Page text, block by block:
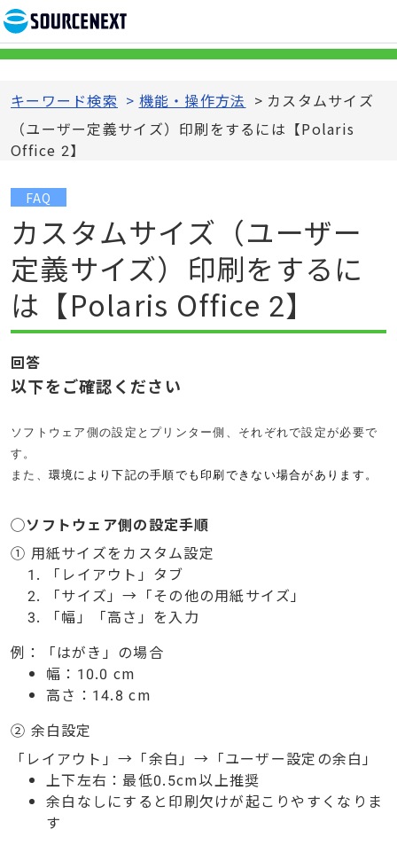
キーワード検索 > 機能・操作方法 > カスタムサイズ
（ユーザー定義サイズ）印刷をするには【Polaris
Office 2】
FAQ
カスタムサイズ（ユーザー
定義サイズ）印刷をするに
は【Polaris Office 2】
回答
以下をご確認ください
ソフトウェア側の設定とプリンター側、それぞれで設定が必要で
す。
また、 環境により下記の手順でも印刷できない場合があります。
◯ソフトウェア側の設定手順
① 用紙サイズをカスタム設定
「レイアウト」タブ
「サイズ」→ 「その他の用紙サイズ」
「幅」「高さ」を入力
例：「はがき」の場合
幅： 10.0 cm
高さ： 14.8 cm
② 余白設定
「レイアウト」 → 「余白」→ 「ユーザー設定の余白」
上下左右：最低0.5cm以上推奨
余白なしにすると印刷欠けが起こりやすくなりま
す